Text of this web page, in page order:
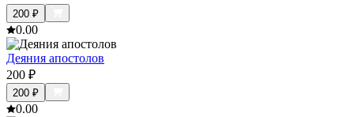
200 ₽
0.00
Деяния апостолов
200 ₽
200 ₽
0.00